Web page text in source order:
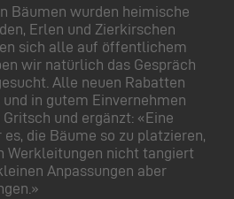
Bäumen wurden heimische
Erlen und Zierkirschen
sich alle auf öffentlichem
wir natürlich das Gespräch
Alle neuen Rabatten
in gutem Einvernehmen
und ergänzt: «Eine
die Bäume so zu platzieren,
Werkleitungen nicht tangiert
Anpassungen aber